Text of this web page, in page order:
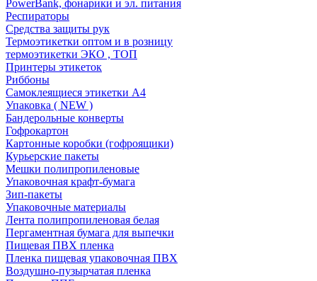
PowerBank, фонарики и эл. питания
Респираторы
Средства защиты рук
Термоэтикетки оптом и в розницу
термоэтикетки ЭКО , ТОП
Принтеры этикеток
Риббоны
Самоклеящиеся этикетки А4
Упаковка ( NEW )
Бандерольные конверты
Гофрокартон
Картонные коробки (гофроящики)
Курьерские пакеты
Мешки полипропиленовые
Упаковочная крафт-бумага
Зип-пакеты
Упаковочные материалы
Лента полипропиленовая белая
Пергаментная бумага для выпечки
Пищевая ПВХ пленка
Пленка пищевая упаковочная ПВХ
Воздушно-пузырчатая пленка